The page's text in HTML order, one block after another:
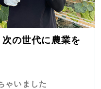
の世代に農業を
ゃいました